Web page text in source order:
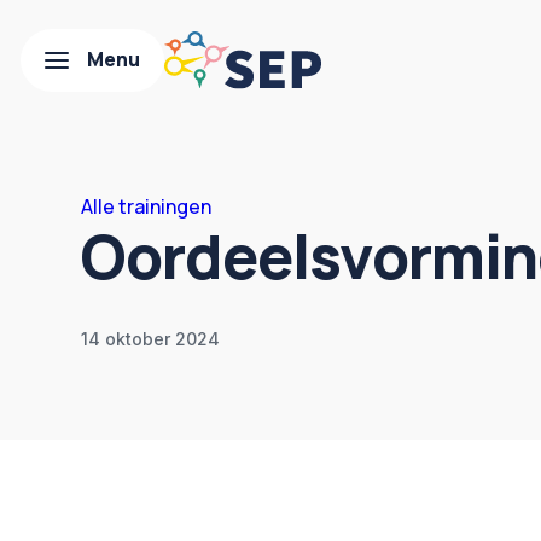
Alle trainingen
14 oktober 2024